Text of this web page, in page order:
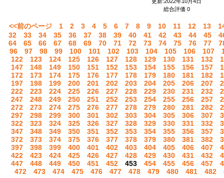
総合評価 0
<<前のページ 1 2 3 4 5 6 7 8 9 10 11 12 13
32
33 34 35 36 37 38 39 40 41 42 43 44 45
64
65 66 67 68 69 70 71 72 73 74 75 76 77
96
97 98 99 100 101 102 103 104 105 106 107
122
123 124 125 126 127 128 129 130 131 132
147
148 149 150 151 152 153 154 155 156 157
172
173 174 175 176 177 178 179 180 181 182
197
198 199 200 201 202 203 204 205 206 207
222
223 224 225 226 227 228 229 230 231 232
247
248 249 250 251 252 253 254 255 256 257
272
273 274 275 276 277 278 279 280 281 282
297
298 299 300 301 302 303 304 305 306 307
322
323 324 325 326 327 328 329 330 331 332
347
348 349 350 351 352 353 354 355 356 357
372
373 374 375 376 377 378 379 380 381 382
397
398 399 400 401 402 403 404 405 406 407
422
423 424 425 426 427 428 429 430 431 432
447
448 449 450 451 452 453 454 455 456 457
472
473 474 475 476 477 478 479 480 481 482